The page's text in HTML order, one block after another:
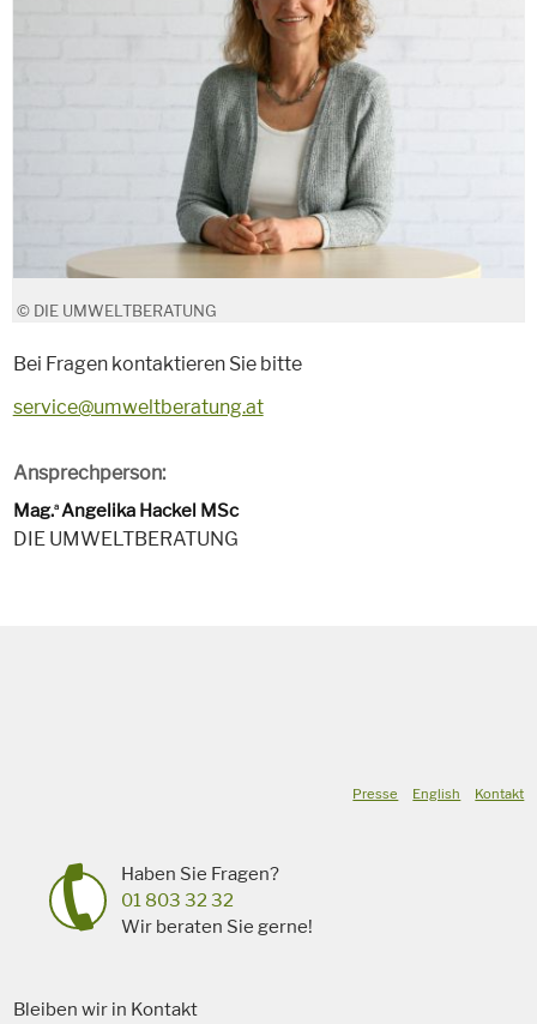
© DIE UMWELTBERATUNG
Bei Fragen kontaktieren Sie bitte
service@umweltberatung.at
Ansprechperson:
Mag.a Angelika Hackel MSc
DIE UMWELTBERATUNG
Presse English Kontakt
Haben Sie Fragen?
01 803 32 32
Wir beraten Sie gerne!
Bleiben wir in Kontakt